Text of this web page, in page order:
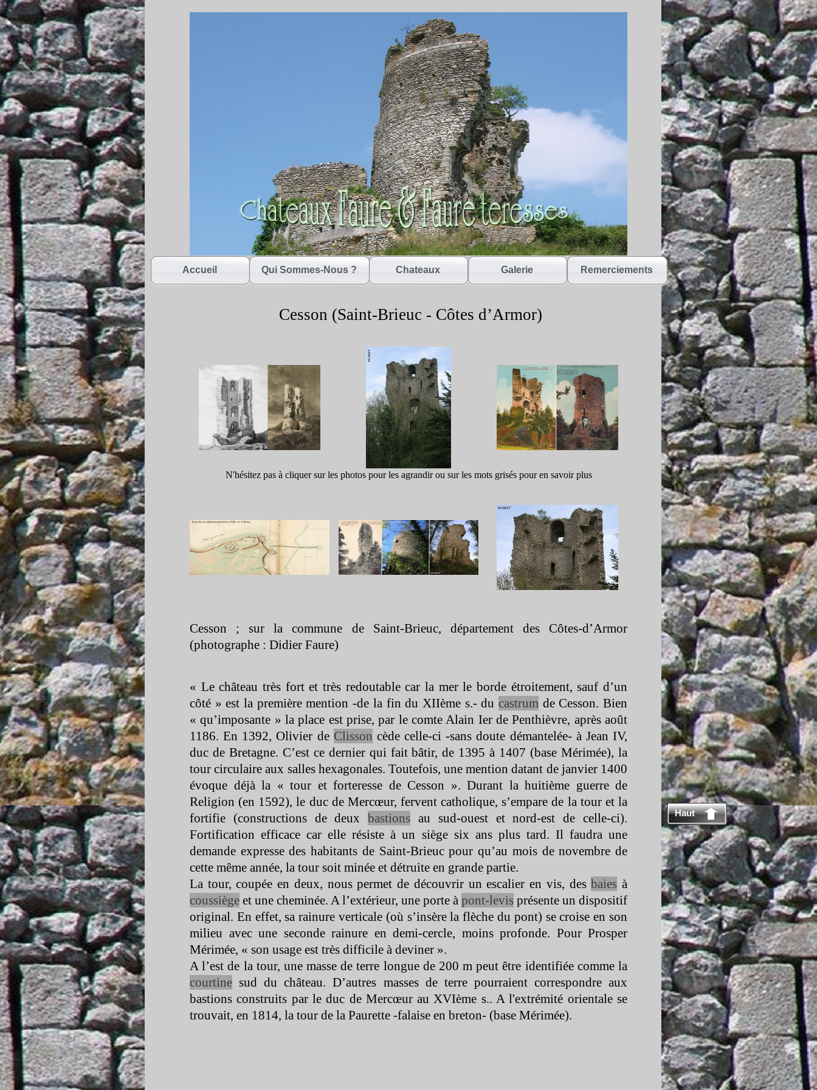
Accueil Qui Sommes-Nous ? Chateaux Galerie Remerciements
Cesson (Saint-Brieuc - Côtes d’Armor)
Haut
N'hésitez pas à cliquer sur les photos pour les agrandir ou sur les mots grisés pour en savoir plus
Cesson ; sur la commune de Saint-Brieuc, département des Côtes-d’Armor
(photographe : Didier Faure)
« Le château très fort et très redoutable car la mer le borde étroitement, sauf d’un
côté » est la première mention -de la fin du XIIème s.-du castrumde Cesson. Bien
« qu’imposante » la place est prise, par le comte Alain Ier de Penthièvre, après août
1186. En 1392, Olivier de Clisson cède celle-ci -sans doute démantelée-à Jean IV,
duc de Bretagne. C’est ce dernier qui fait bâtir, de 1395 à 1407 (base Mérimée), la
tour circulaire aux salles hexagonales. Toutefois, une mention datant de janvier 1400
évoque déjà la « tour et forteresse de Cesson ». Durant la huitième guerre de
Religion (en 1592), le duc de Mercœur, fervent catholique, s’empare de la tour et la
fortifie (constructions de deuxbastions au sud-ouest et nord-est de celle-ci).
Fortification efficace car elle résiste à un siège six ans plus tard. Il faudra une
demande expresse des habitants de Saint-Brieuc pour qu’au mois de novembre de
cette même année, la tour soit minée et détruite en grande partie.
La tour, coupée en deux, nous permet de découvrir un escalier en vis, desbaies à
coussiège et une cheminée. A l’extérieur, une porte à pont-levis présente un dispositif
original. En effet, sa rainure verticale (où s’insère la flèche du pont) se croise en son
milieu avec une seconde rainure en demi-cercle, moins profonde. Pour Prosper
Mérimée, « son usage est très difficile à deviner ».
A l’est de la tour, une masse de terre longue de 200 m peut être identifiée comme la
courtine sud du château. D’autres masses de terre pourraient correspondre aux
bastions construits par le duc de Mercœur au XVIème s.. A l'extrémité orientale se
trouvait, en 1814, la tour de la Paurette -falaise en breton- (base Mérimée).